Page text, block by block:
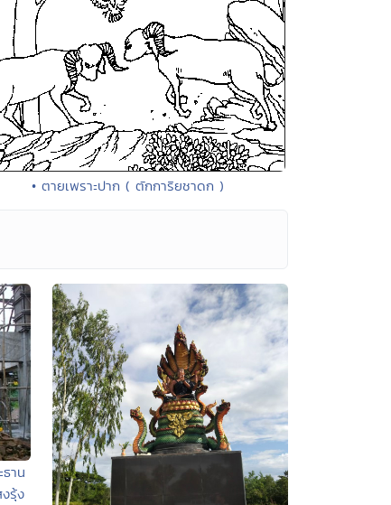
• ตายเพราะปาก ( ตักการิยชาดก )
าน
รุ้ง